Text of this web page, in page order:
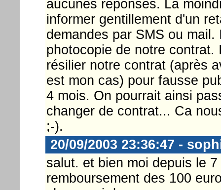
aucunes réponses. La
informer gentillement d'un
demandes par SMS ou
photocopie de notre
résilier notre contrat (après
est mon cas) pour fausse
4 mois. On pourrait ainsi
changer de contrat... Ca
;-).
20/09/2003 23:36:47 -
salut. et bien moi depuis le
remboursement des 100